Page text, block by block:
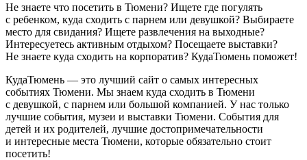
Не знаете что посетить в Тюмени? Ищете где погулять
с ребенком, куда сходить с парнем или девушкой? Выбираете
место для свидания? Ищете развлечения на выходные?
Интересуетесь активным отдыхом? Посещаете выставки?
Не знаете куда сходить на корпоратив? КудаТюмень поможет!
КудаТюмень — это лучший сайт о самых интересных
событиях Тюмени. Мы знаем куда сходить в Тюмени
с девушкой, с парнем или большой компанией. У нас только
лучшие события, музеи и выставки Тюмени. События для
детей и их родителей, лучшие достопримечательности
и интересные места Тюмени, которые обязательно стоит
посетить!